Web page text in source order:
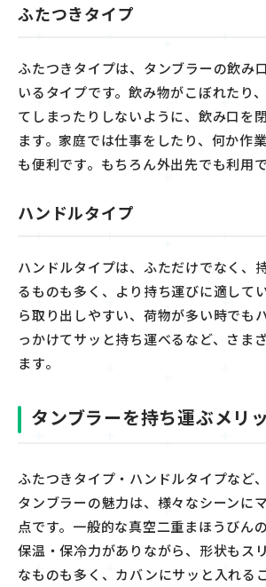
ふたつきタイプ
ふたつきタイプは、 タンブラーの飲み
いるタイプです。飲み物がこぼれたり
てしまったりしないように、飲み口を
ます。家庭では仕事をしたり、何か作
も便利です。 もちろん外出先でも利用で
ハンドルタイプ
ハンドルタイプは、 ふただけでなく、
るものも多く 、より持ち運びに適して
ら取り出しやすい、 荷物が多い時でも
っかけてサッと持ち運べるなど、さま
ます。
タンブラーを持ち運ぶメリ
ふたつきタイプ・ ハンドルタイプなど
タンブラーの魅力は、 様々なシーンに
点です。 一般的な真空二重まほうびん
保温・保冷力がありながら、形状もス
なものも多く 、カバンにサッと入れる